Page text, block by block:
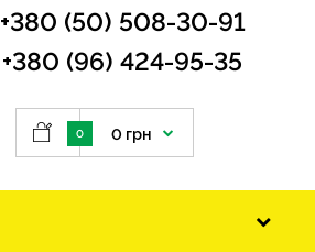
+380 (50) 508-30-91
+380 (96) 424-95-35
0 0 грн